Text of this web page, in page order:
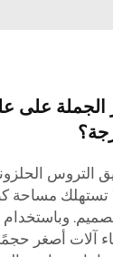
الجملة على
التروس
لا تستهلك
آلات أصغر